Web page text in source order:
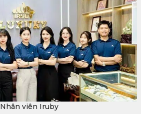
Nhân viên Iruby